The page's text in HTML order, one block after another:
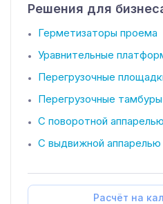
Решения для
Герметизаторы проема
Уравнительные
Перегрузочные
Перегрузочные тамбуры
С поворотной аппарелью
С выдвижной аппарелью
Расчёт на